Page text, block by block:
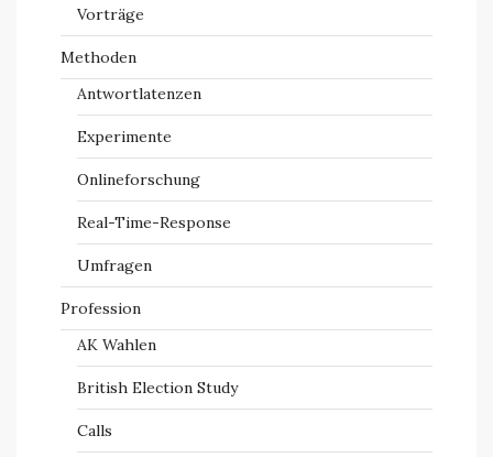
Vorträge
Methoden
Antwortlatenzen
Experimente
Onlineforschung
Real-Time-Response
Umfragen
Profession
AK Wahlen
British Election Study
Calls